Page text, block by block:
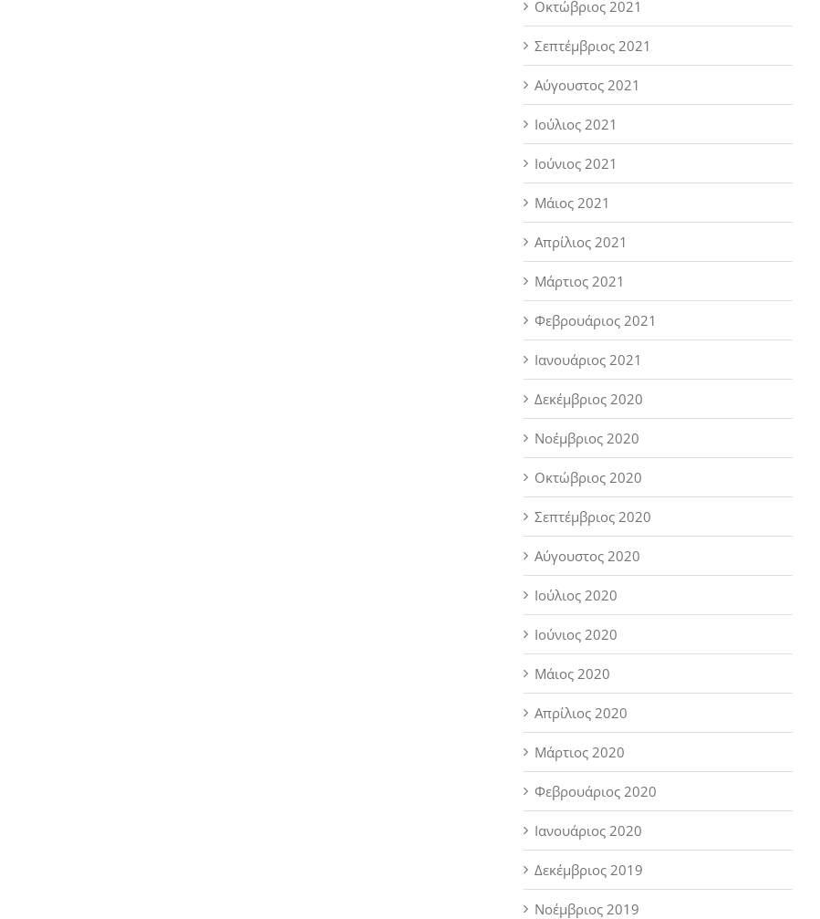
Οκτώβριος 2021
Σεπτέμβριος 2021
Αύγουστος 2021
Ιούλιος 2021
Ιούνιος 2021
Μάιος 2021
Απρίλιος 2021
Μάρτιος 2021
Φεβρουάριος 2021
Ιανουάριος 2021
Δεκέμβριος 2020
Νοέμβριος 2020
Οκτώβριος 2020
Σεπτέμβριος 2020
Αύγουστος 2020
Ιούλιος 2020
Ιούνιος 2020
Μάιος 2020
Απρίλιος 2020
Μάρτιος 2020
Φεβρουάριος 2020
Ιανουάριος 2020
Δεκέμβριος 2019
Νοέμβριος 2019